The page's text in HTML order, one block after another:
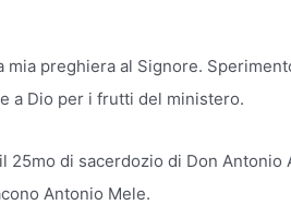
preghiera al Signore.
a Dio per i frutti del ministero.
25mo di sacerdozio di Don Antonio
Antonio Mele.